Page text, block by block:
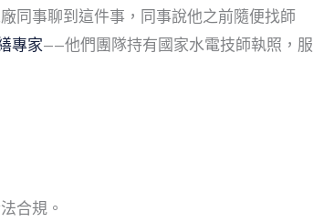
同事聊到這件事，同事說他之前隨便找師
專家——他們團隊持有國家水電技師執照，服
合規。